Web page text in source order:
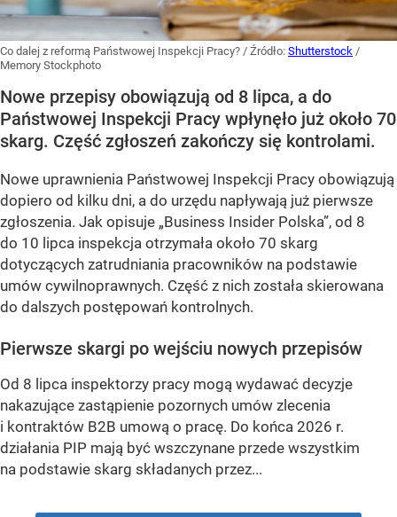
Co dalej z reformą Państwowej Inspekcji Pracy? / Źródło: Shutterstock /
Memory Stockphoto
Nowe przepisy obowiązują od 8 lipca, a do
Państwowej Inspekcji Pracy wpłynęło już około 70
skarg. Część zgłoszeń zakończy się kontrolami.
Nowe uprawnienia Państwowej Inspekcji Pracy obowiązują
dopiero od kilku dni, a do urzędu napływają już pierwsze
zgłoszenia. Jak opisuje „Business Insider Polska”, od 8
do 10 lipca inspekcja otrzymała około 70 skarg
dotyczących zatrudniania pracowników na podstawie
umów cywilnoprawnych. Część z nich została skierowana
do dalszych postępowań kontrolnych.
Pierwsze skargi po wejściu nowych przepisów
Od 8 lipca inspektorzy pracy mogą wydawać decyzje
nakazujące zastąpienie pozornych umów zlecenia
i kontraktów B2B umową o pracę. Do końca 2026 r.
działania PIP mają być wszczynane przede wszystkim
na podstawie skarg składanych przez...